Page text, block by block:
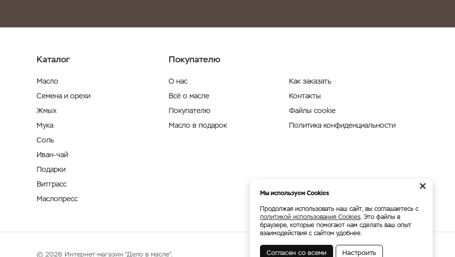
Каталог
Масло
Семена и орехи
Жмых
Мука
Соль
Иван-чай
Подарки
Витграсс
Маслопресс
Покупателю
О нас
Всё о масле
Покупателю
Масло в подарок
Как заказать
Контакты
Файлы cookie
Политика конфиденциальности
© 2026 Интернет-магазин "Дело в масле". Мы принимаем:
×
Мы используем Cookies
Продолжая использовать наш сайт, вы соглашаетесь с
политикой использования Cookies. Это файлы в
браузере, которые помогают нам сделать ваш опыт
взаимодействия с сайтом удобнее.
Согласен со всеми Настроить